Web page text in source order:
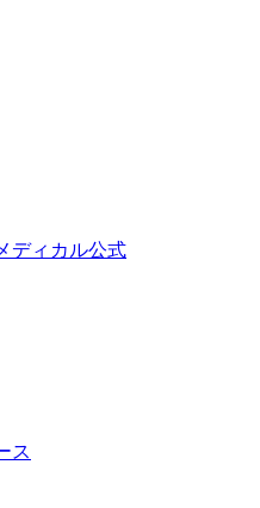
ディカル公式
ス